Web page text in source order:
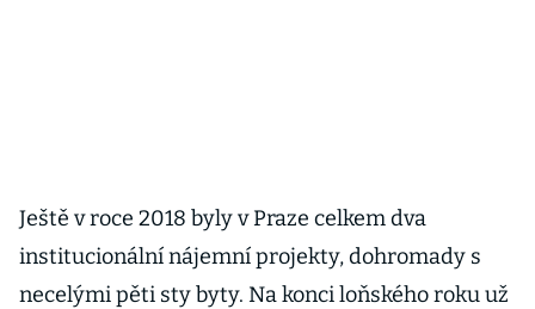
Ještě v roce 2018 byly v Praze celkem dva
institucionální nájemní projekty, dohromady s
necelými pěti sty byty. Na konci loňského roku už